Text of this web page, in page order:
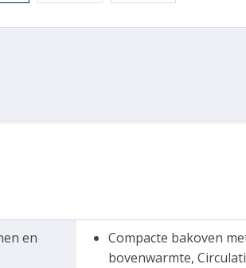
en
Compacte bakoven
bovenwarmte,